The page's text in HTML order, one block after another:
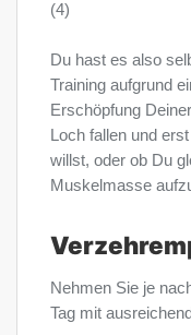
(4)
Du hast es also
Training aufgrund
Erschöpfung
Loch fallen und
willst, oder ob Du
Muskelmasse
Nehmen Sie je
Tag mit